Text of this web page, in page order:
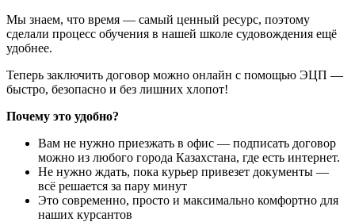
Мы знаем, что время — самый ценный ресурс, поэтому
сделали процесс обучения в нашей школе судовождения ещё
удобнее.
Теперь заключить договор можно онлайн с помощью ЭЦП —
быстро, безопасно и без лишних хлопот!
Почему это удобно?
Вам не нужно приезжать в офис — подписать договор
можно из любого города Казахстана, где есть интернет.
Не нужно ждать, пока курьер привезет документы —
всё решается за пару минут
Это современно, просто и максимально комфортно для
наших курсантов